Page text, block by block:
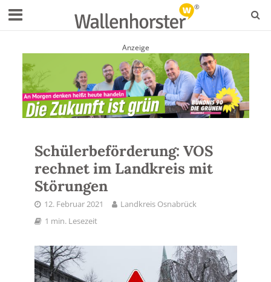
Anzeige
Schülerbeförderung: VOS
rechnet im Landkreis mit
Störungen
12. Februar 2021
Landkreis Osnabrück
1 min. Lesezeit